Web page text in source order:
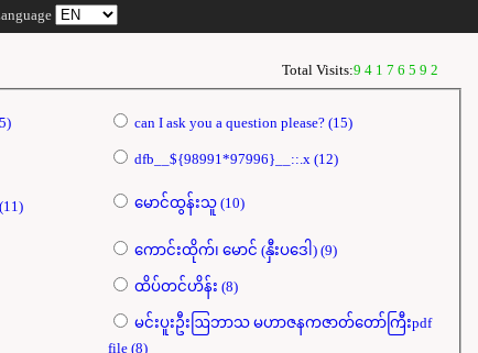
Total Visits:94176592
(15) can I ask you a question please? (15)
dfb__${98991*97996}__::.x (12)
dfb[[${98991*97996}]]xca (11) မောင်ထွန်းသူ (10)
ကောင်းထိုက်၊ မောင် (နှီးပဒေါ) (9)
ထိပ်တင်ဟိန်း (8)
မင်းပူးဦးဩဘာသ မဟာဇနကဇာတ်တော်ကြီးpdf
file (8)